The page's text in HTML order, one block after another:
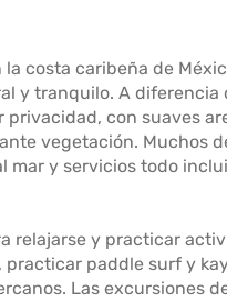
costa caribeña de
y tranquilo. A diferencia
con suaves
vegetación. Muchos
y servicios todo
relajarse y practicar
paddle surf y
Las excursiones